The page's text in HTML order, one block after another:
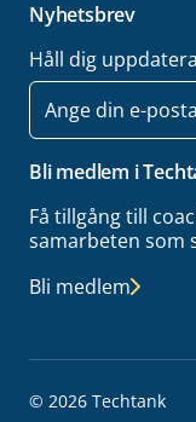
Nyhetsbrev
Håll dig
E-
post
Bli medlem i
Få tillgång till
samarbeten som
Bli medlem
© 2026 Techtank